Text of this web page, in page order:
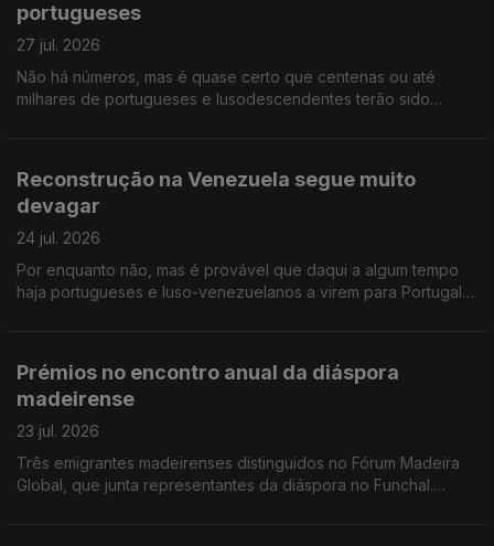
portugueses
27 jul. 2026
Não há números, mas é quase certo que centenas ou até
milhares de portugueses e lusodescendentes terão sido
Reconstrução na Venezuela segue muito
devagar
24 jul. 2026
Por enquanto não, mas é provável que daqui a algum tempo
haja portugueses e luso-venezuelanos a virem para Portugal,
Prémios no encontro anual da diáspora
madeirense
23 jul. 2026
Três emigrantes madeirenses distinguidos no Fórum Madeira
Global, que junta representantes da diáspora no Funchal.